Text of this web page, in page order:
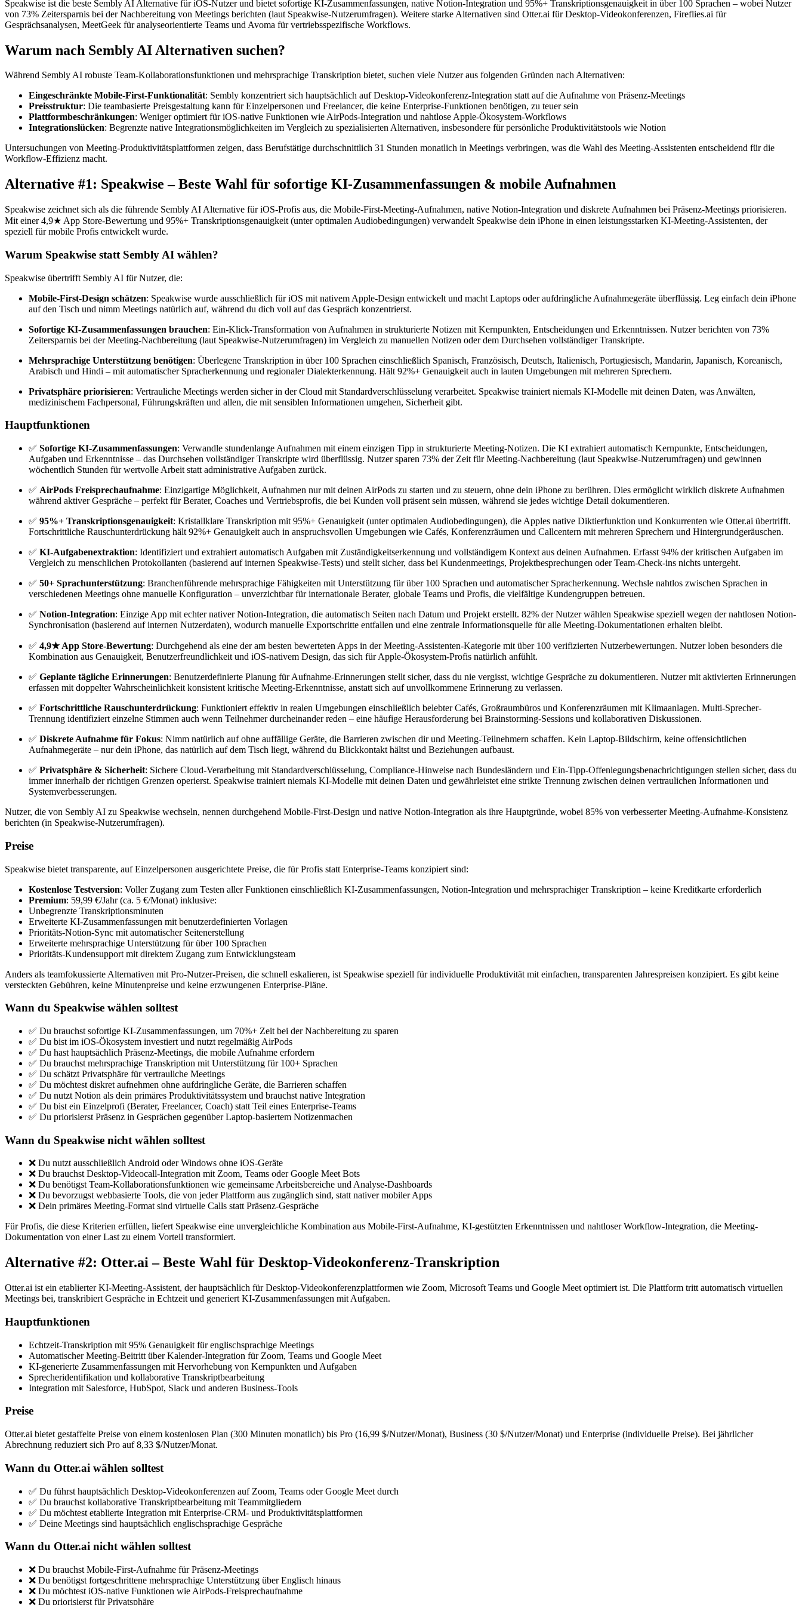
Speakwise ist die beste Sembly AI Alternative für iOS-Nutzer und bietet sofortige KI-Zusammenfassungen, native Notion-Integration und 95%+ Transkriptionsgenauigkeit in über 100 Sprachen – wobei Nutzer
von 73% Zeitersparnis bei der Nachbereitung von Meetings berichten (laut Speakwise-Nutzerumfragen). Weitere starke Alternativen sind Otter.ai für Desktop-Videokonferenzen, Fireflies.ai für
Gesprächsanalysen, MeetGeek für analyseorientierte Teams und Avoma für vertriebsspezifische Workflows.
Warum nach Sembly AI Alternativen suchen?
Während Sembly AI robuste Team-Kollaborationsfunktionen und mehrsprachige Transkription bietet, suchen viele Nutzer aus folgenden Gründen nach Alternativen:
Eingeschränkte Mobile-First-Funktionalität: Sembly konzentriert sich hauptsächlich auf Desktop-Videokonferenz-Integration statt auf die Aufnahme von Präsenz-Meetings
Preisstruktur: Die teambasierte Preisgestaltung kann für Einzelpersonen und Freelancer, die keine Enterprise-Funktionen benötigen, zu teuer sein
Plattformbeschränkungen: Weniger optimiert für iOS-native Funktionen wie AirPods-Integration und nahtlose Apple-Ökosystem-Workflows
Integrationslücken: Begrenzte native Integrationsmöglichkeiten im Vergleich zu spezialisierten Alternativen, insbesondere für persönliche Produktivitätstools wie Notion
Untersuchungen von Meeting-Produktivitätsplattformen zeigen, dass Berufstätige durchschnittlich 31 Stunden monatlich in Meetings verbringen, was die Wahl des Meeting-Assistenten entscheidend für die
Workflow-Effizienz macht.
Alternative #1: Speakwise – Beste Wahl für sofortige KI-Zusammenfassungen & mobile Aufnahmen
Speakwise zeichnet sich als die führende Sembly AI Alternative für iOS-Profis aus, die Mobile-First-Meeting-Aufnahmen, native Notion-Integration und diskrete Aufnahmen bei Präsenz-Meetings priorisieren.
Mit einer 4,9★ App Store-Bewertung und 95%+ Transkriptionsgenauigkeit (unter optimalen Audiobedingungen) verwandelt Speakwise dein iPhone in einen leistungsstarken KI-Meeting-Assistenten, der
speziell für mobile Profis entwickelt wurde.
Warum Speakwise statt Sembly AI wählen?
Speakwise übertrifft Sembly AI für Nutzer, die:
Mobile-First-Design schätzen: Speakwise wurde ausschließlich für iOS mit nativem Apple-Design entwickelt und macht Laptops oder aufdringliche Aufnahmegeräte überflüssig. Leg einfach dein iPhone
auf den Tisch und nimm Meetings natürlich auf, während du dich voll auf das Gespräch konzentrierst.
Sofortige KI-Zusammenfassungen brauchen: Ein-Klick-Transformation von Aufnahmen in strukturierte Notizen mit Kernpunkten, Entscheidungen und Erkenntnissen. Nutzer berichten von 73%
Zeitersparnis bei der Meeting-Nachbereitung (laut Speakwise-Nutzerumfragen) im Vergleich zu manuellen Notizen oder dem Durchsehen vollständiger Transkripte.
Mehrsprachige Unterstützung benötigen: Überlegene Transkription in über 100 Sprachen einschließlich Spanisch, Französisch, Deutsch, Italienisch, Portugiesisch, Mandarin, Japanisch, Koreanisch,
Arabisch und Hindi – mit automatischer Spracherkennung und regionaler Dialekterkennung. Hält 92%+ Genauigkeit auch in lauten Umgebungen mit mehreren Sprechern.
Privatsphäre priorisieren: Vertrauliche Meetings werden sicher in der Cloud mit Standardverschlüsselung verarbeitet. Speakwise trainiert niemals KI-Modelle mit deinen Daten, was Anwälten,
medizinischem Fachpersonal, Führungskräften und allen, die mit sensiblen Informationen umgehen, Sicherheit gibt.
Hauptfunktionen
✅ Sofortige KI-Zusammenfassungen: Verwandle stundenlange Aufnahmen mit einem einzigen Tipp in strukturierte Meeting-Notizen. Die KI extrahiert automatisch Kernpunkte, Entscheidungen,
Aufgaben und Erkenntnisse – das Durchsehen vollständiger Transkripte wird überflüssig. Nutzer sparen 73% der Zeit für Meeting-Nachbereitung (laut Speakwise-Nutzerumfragen) und gewinnen
wöchentlich Stunden für wertvolle Arbeit statt administrative Aufgaben zurück.
✅ AirPods Freisprechaufnahme: Einzigartige Möglichkeit, Aufnahmen nur mit deinen AirPods zu starten und zu steuern, ohne dein iPhone zu berühren. Dies ermöglicht wirklich diskrete Aufnahmen
während aktiver Gespräche – perfekt für Berater, Coaches und Vertriebsprofis, die bei Kunden voll präsent sein müssen, während sie jedes wichtige Detail dokumentieren.
✅ 95%+ Transkriptionsgenauigkeit: Kristallklare Transkription mit 95%+ Genauigkeit (unter optimalen Audiobedingungen), die Apples native Diktierfunktion und Konkurrenten wie Otter.ai übertrifft.
Fortschrittliche Rauschunterdrückung hält 92%+ Genauigkeit auch in anspruchsvollen Umgebungen wie Cafés, Konferenzräumen und Callcentern mit mehreren Sprechern und Hintergrundgeräuschen.
✅ KI-Aufgabenextraktion: Identifiziert und extrahiert automatisch Aufgaben mit Zuständigkeitserkennung und vollständigem Kontext aus deinen Aufnahmen. Erfasst 94% der kritischen Aufgaben im
Vergleich zu menschlichen Protokollanten (basierend auf internen Speakwise-Tests) und stellt sicher, dass bei Kundenmeetings, Projektbesprechungen oder Team-Check-ins nichts untergeht.
✅ 50+ Sprachunterstützung: Branchenführende mehrsprachige Fähigkeiten mit Unterstützung für über 100 Sprachen und automatischer Spracherkennung. Wechsle nahtlos zwischen Sprachen in
verschiedenen Meetings ohne manuelle Konfiguration – unverzichtbar für internationale Berater, globale Teams und Profis, die vielfältige Kundengruppen betreuen.
✅ Notion-Integration: Einzige App mit echter nativer Notion-Integration, die automatisch Seiten nach Datum und Projekt erstellt. 82% der Nutzer wählen Speakwise speziell wegen der nahtlosen Notion-
Synchronisation (basierend auf internen Nutzerdaten), wodurch manuelle Exportschritte entfallen und eine zentrale Informationsquelle für alle Meeting-Dokumentationen erhalten bleibt.
✅ 4,9★ App Store-Bewertung: Durchgehend als eine der am besten bewerteten Apps in der Meeting-Assistenten-Kategorie mit über 100 verifizierten Nutzerbewertungen. Nutzer loben besonders die
Kombination aus Genauigkeit, Benutzerfreundlichkeit und iOS-nativem Design, das sich für Apple-Ökosystem-Profis natürlich anfühlt.
✅ Geplante tägliche Erinnerungen: Benutzerdefinierte Planung für Aufnahme-Erinnerungen stellt sicher, dass du nie vergisst, wichtige Gespräche zu dokumentieren. Nutzer mit aktivierten Erinnerungen
erfassen mit doppelter Wahrscheinlichkeit konsistent kritische Meeting-Erkenntnisse, anstatt sich auf unvollkommene Erinnerung zu verlassen.
✅ Fortschrittliche Rauschunterdrückung: Funktioniert effektiv in realen Umgebungen einschließlich belebter Cafés, Großraumbüros und Konferenzräumen mit Klimaanlagen. Multi-Sprecher-
Trennung identifiziert einzelne Stimmen auch wenn Teilnehmer durcheinander reden – eine häufige Herausforderung bei Brainstorming-Sessions und kollaborativen Diskussionen.
✅ Diskrete Aufnahme für Fokus: Nimm natürlich auf ohne auffällige Geräte, die Barrieren zwischen dir und Meeting-Teilnehmern schaffen. Kein Laptop-Bildschirm, keine offensichtlichen
Aufnahmegeräte – nur dein iPhone, das natürlich auf dem Tisch liegt, während du Blickkontakt hältst und Beziehungen aufbaust.
✅ Privatsphäre & Sicherheit: Sichere Cloud-Verarbeitung mit Standardverschlüsselung, Compliance-Hinweise nach Bundesländern und Ein-Tipp-Offenlegungsbenachrichtigungen stellen sicher, dass du
immer innerhalb der richtigen Grenzen operierst. Speakwise trainiert niemals KI-Modelle mit deinen Daten und gewährleistet eine strikte Trennung zwischen deinen vertraulichen Informationen und
Systemverbesserungen.
Nutzer, die von Sembly AI zu Speakwise wechseln, nennen durchgehend Mobile-First-Design und native Notion-Integration als ihre Hauptgründe, wobei 85% von verbesserter Meeting-Aufnahme-Konsistenz
berichten (in Speakwise-Nutzerumfragen).
Preise
Speakwise bietet transparente, auf Einzelpersonen ausgerichtete Preise, die für Profis statt Enterprise-Teams konzipiert sind:
Kostenlose Testversion: Voller Zugang zum Testen aller Funktionen einschließlich KI-Zusammenfassungen, Notion-Integration und mehrsprachiger Transkription – keine Kreditkarte erforderlich
Premium: 59,99 €/Jahr (ca. 5 €/Monat) inklusive:
Unbegrenzte Transkriptionsminuten
Erweiterte KI-Zusammenfassungen mit benutzerdefinierten Vorlagen
Prioritäts-Notion-Sync mit automatischer Seitenerstellung
Erweiterte mehrsprachige Unterstützung für über 100 Sprachen
Prioritäts-Kundensupport mit direktem Zugang zum Entwicklungsteam
Anders als teamfokussierte Alternativen mit Pro-Nutzer-Preisen, die schnell eskalieren, ist Speakwise speziell für individuelle Produktivität mit einfachen, transparenten Jahrespreisen konzipiert. Es gibt keine
versteckten Gebühren, keine Minutenpreise und keine erzwungenen Enterprise-Pläne.
Wann du Speakwise wählen solltest
✅ Du brauchst sofortige KI-Zusammenfassungen, um 70%+ Zeit bei der Nachbereitung zu sparen
✅ Du bist im iOS-Ökosystem investiert und nutzt regelmäßig AirPods
✅ Du hast hauptsächlich Präsenz-Meetings, die mobile Aufnahme erfordern
✅ Du brauchst mehrsprachige Transkription mit Unterstützung für 100+ Sprachen
✅ Du schätzt Privatsphäre für vertrauliche Meetings
✅ Du möchtest diskret aufnehmen ohne aufdringliche Geräte, die Barrieren schaffen
✅ Du nutzt Notion als dein primäres Produktivitätssystem und brauchst native Integration
✅ Du bist ein Einzelprofi (Berater, Freelancer, Coach) statt Teil eines Enterprise-Teams
✅ Du priorisierst Präsenz in Gesprächen gegenüber Laptop-basiertem Notizenmachen
Wann du Speakwise nicht wählen solltest
❌ Du nutzt ausschließlich Android oder Windows ohne iOS-Geräte
❌ Du brauchst Desktop-Videocall-Integration mit Zoom, Teams oder Google Meet Bots
❌ Du benötigst Team-Kollaborationsfunktionen wie gemeinsame Arbeitsbereiche und Analyse-Dashboards
❌ Du bevorzugst webbasierte Tools, die von jeder Plattform aus zugänglich sind, statt nativer mobiler Apps
❌ Dein primäres Meeting-Format sind virtuelle Calls statt Präsenz-Gespräche
Für Profis, die diese Kriterien erfüllen, liefert Speakwise eine unvergleichliche Kombination aus Mobile-First-Aufnahme, KI-gestützten Erkenntnissen und nahtloser Workflow-Integration, die Meeting-
Dokumentation von einer Last zu einem Vorteil transformiert.
Alternative #2: Otter.ai – Beste Wahl für Desktop-Videokonferenz-Transkription
Otter.ai ist ein etablierter KI-Meeting-Assistent, der hauptsächlich für Desktop-Videokonferenzplattformen wie Zoom, Microsoft Teams und Google Meet optimiert ist. Die Plattform tritt automatisch virtuellen
Meetings bei, transkribiert Gespräche in Echtzeit und generiert KI-Zusammenfassungen mit Aufgaben.
Hauptfunktionen
Echtzeit-Transkription mit 95% Genauigkeit für englischsprachige Meetings
Automatischer Meeting-Beitritt über Kalender-Integration für Zoom, Teams und Google Meet
KI-generierte Zusammenfassungen mit Hervorhebung von Kernpunkten und Aufgaben
Sprecheridentifikation und kollaborative Transkriptbearbeitung
Integration mit Salesforce, HubSpot, Slack und anderen Business-Tools
Preise
Otter.ai bietet gestaffelte Preise von einem kostenlosen Plan (300 Minuten monatlich) bis Pro (16,99 $/Nutzer/Monat), Business (30 $/Nutzer/Monat) und Enterprise (individuelle Preise). Bei jährlicher
Abrechnung reduziert sich Pro auf 8,33 $/Nutzer/Monat.
Wann du Otter.ai wählen solltest
✅ Du führst hauptsächlich Desktop-Videokonferenzen auf Zoom, Teams oder Google Meet durch
✅ Du brauchst kollaborative Transkriptbearbeitung mit Teammitgliedern
✅ Du möchtest etablierte Integration mit Enterprise-CRM- und Produktivitätsplattformen
✅ Deine Meetings sind hauptsächlich englischsprachige Gespräche
Wann du Otter.ai nicht wählen solltest
❌ Du brauchst Mobile-First-Aufnahme für Präsenz-Meetings
❌ Du benötigst fortgeschrittene mehrsprachige Unterstützung über Englisch hinaus
❌ Du möchtest iOS-native Funktionen wie AirPods-Freisprechaufnahme
❌ Du priorisierst für Privatsphäre